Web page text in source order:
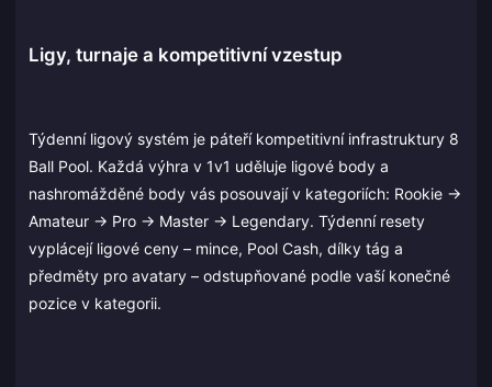
Ligy, turnaje a kompetitivní vzestup
Týdenní ligový systém je páteří kompetitivní infrastruktury 8
Ball Pool. Každá výhra v 1v1 uděluje ligové body a
nashromážděné body vás posouvají v kategoriích: Rookie →
Amateur → Pro → Master → Legendary. Týdenní resety
vyplácejí ligové ceny – mince, Pool Cash, dílky tág a
předměty pro avatary – odstupňované podle vaší konečné
pozice v kategorii.